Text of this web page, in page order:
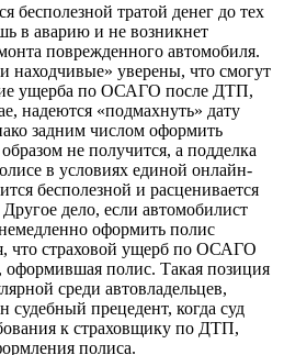
бесполезной тратой денег до тех
в аварию и не возникнет
поврежденного автомобиля.
находчивые» уверены, что смогут
ущерба по ОСАГО после ДТП,
надеются «подмахнуть» дату
задним числом оформить
не получится, а подделка
в условиях единой онлайн-
бесполезной и расценивается
дело, если автомобилист
оформить полис
что страховой ущерб по ОСАГО
оформившая полис. Такая позиция
среди автовладельцев,
судебный прецедент, когда суд
к страховщику по ДТП,
полиса.